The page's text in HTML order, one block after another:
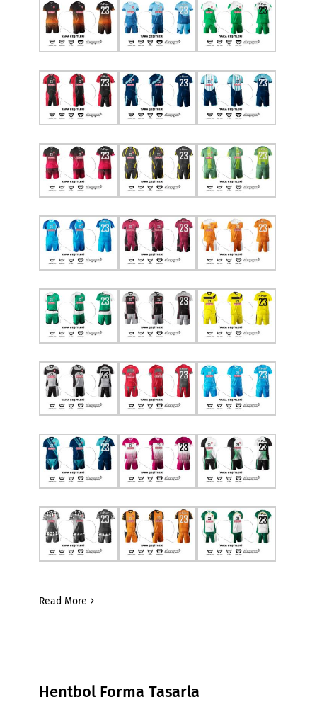
Read More
Hentbol Forma Tasarla